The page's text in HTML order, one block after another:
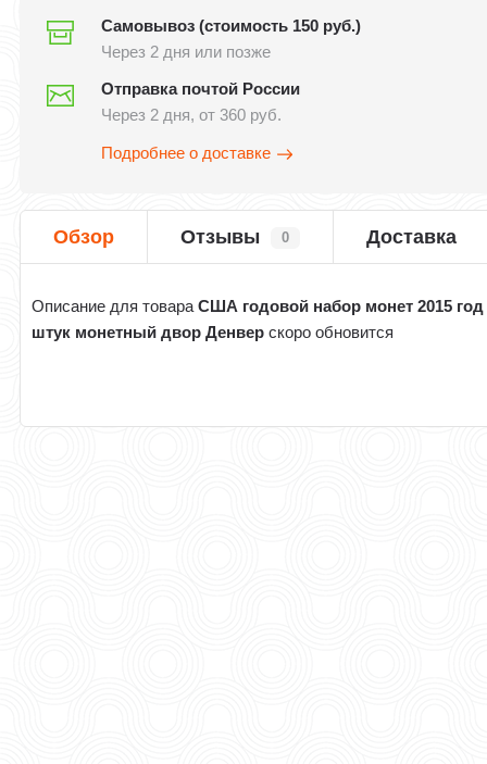
Самовывоз (стоимость 150 руб.)
Через 2 дня или позже
Отправка почтой России
Через 2 дня, от 360 руб.
Подробнее о доставке
Обзор Отзывы 0 Доставка
Описание для товараСША годовой набор монет 2015 год
штук монетный двор Денвер скоро обновится